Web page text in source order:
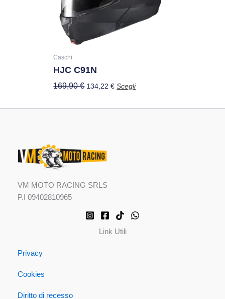
Caschi
HJC C91N
169,90€ 134,22€ Scegli
opzioni
possono
VM MOTO RACING SRLS
P.I 09402810965
Link Utili
Privacy
Cookies
Diritto di recesso